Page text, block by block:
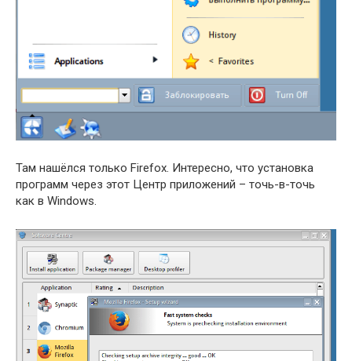
Там нашёлся только Firefox. Интересно, что установка
программ через этот Центр приложений – точь-в-точь
как в Windows.